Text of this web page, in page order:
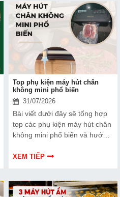
Top phụ kiện máy hút chân
không mini phổ biến
31/07/2026
Bài viết dưới đây sẽ tổng hợp
top các phụ kiện máy hút chân
không mini phổ biến và hướng
chuẩn kỹ thuật ngay tại nhà.
XEM TIẾP